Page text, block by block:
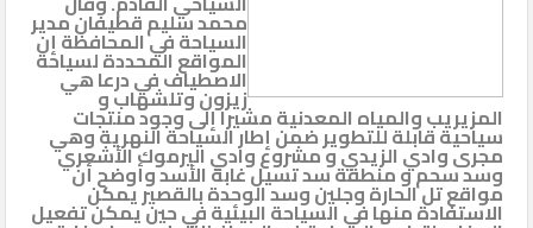
محمد سليم قطيفان مدير
السياحة في المحافظة إن
المواقع المحددة لسياحة
الاصطياف في درعا هي
زيزون وتلشهاب و
المزيريب والمياه المعدنية مشيرا إلى وجود منتجات
سياحية قابلة للتطوير ضمن إطار السياحة النهرية وهي
مجرى وادي الزيدي و مشروع وادي اليرموك الأشعري
وسد سحم و منطقة سد تسيل غابة الأسد وأوضح أن
مواقع تل الحارة وجلين وسد الوحدة بالقصير يمكن
الاستفادة منها في السياحة البيئية في حين يمكن تفعيل